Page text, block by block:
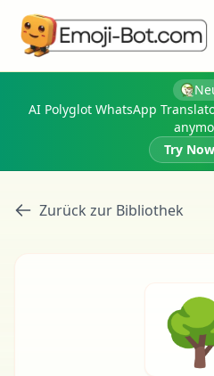
AI Polyglot WhatsApp
Try
Zurück zur Bibliothek